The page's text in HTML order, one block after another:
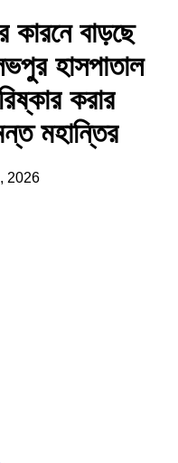
বাড়ছে
হাসপাতাল
করার
মহান্তির
2026